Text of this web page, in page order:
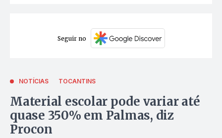
Seguir no
NOTÍCIAS TOCANTINS
Material escolar pode variar até
quase 350% em Palmas, diz
Procon